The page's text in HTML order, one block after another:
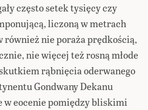
często setek tysięcy czy
liczoną w metrach
również nie poraża prędkością,
nie więcej też rosną młode
rąbnięcia oderwanego
Gondwany Dekanu
w eocenie pomiędzy bliskimi